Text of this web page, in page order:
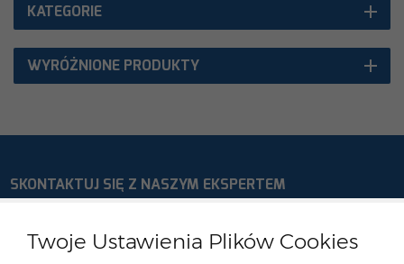
Twoje Ustawienia Plików Cookies
KATEGORIE
WYRÓŻNIONE PRODUKTY
SKONTAKTUJ SIĘ Z NASZYM EKSPERTEM
+49 176 55258880